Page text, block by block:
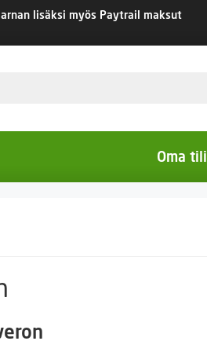
lisäksi myös Paytrail maksut
Oma tili